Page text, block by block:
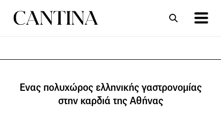
Ενας πολυχώρος ελληνικής γαστρονομίας
στην καρδιά της Αθήνας